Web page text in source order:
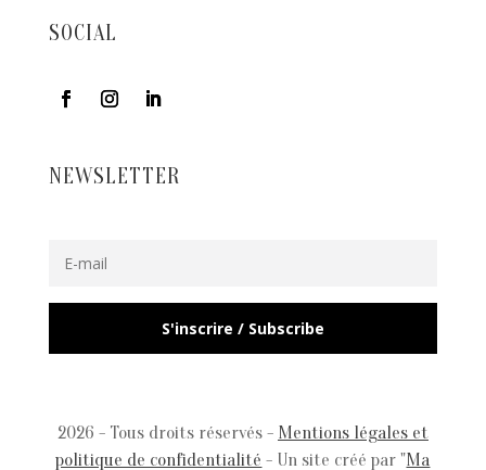
SOCIAL
NEWSLETTER
S'inscrire / Subscribe
2026 - Tous droits réservés - Mentions légales et
politique de confidentialité - Un site créé par "Ma